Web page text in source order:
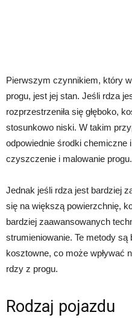
Pierwszym czynnikiem, który
progu, jest jej stan. Jeśli rdza
rozprzestrzeniła się głęboko,
stosunkowo niski. W takim
odpowiednie środki chemiczne
czyszczenie i malowanie progu.
Jednak jeśli rdza jest bardziej
się na większą powierzchnię,
bardziej zaawansowanych
strumieniowanie. Te metody są
kosztowne, co może wpływać
rdzy z progu.
Rodzaj pojazdu